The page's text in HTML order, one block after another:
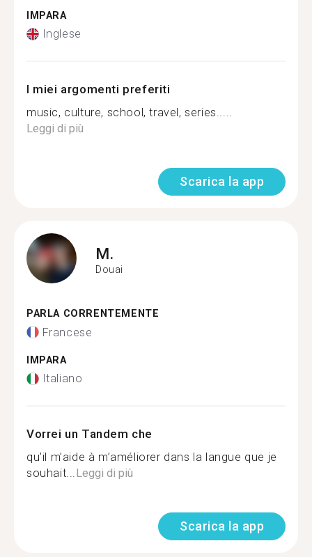
IMPARA
Inglese
I miei argomenti preferiti
music, culture, school, travel, series.....
Leggi di più
Scarica la app
M.
Douai
PARLA CORRENTEMENTE
Francese
IMPARA
Italiano
Vorrei un Tandem che
qu’il m’aide à m’améliorer dans la langue que je
souhait...Leggi di più
Scarica la app